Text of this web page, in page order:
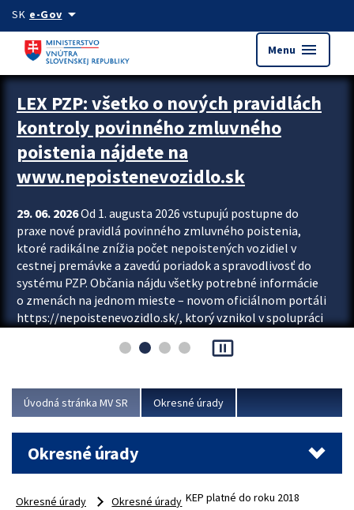
Preskocit na hlavný obsah
SK e-Govarrow_drop_down
Menu menu
Zastavit automatický posun upútavok
LEX PZP: všetko o nových pravidlách
kontroly povinného zmluvného
poistenia nájdete na
www.nepoistenevozidlo.sk
29. 06. 2026Od 1. augusta 2026 vstupujú postupne do
praxe nové pravidlá povinného zmluvného poistenia,
ktoré radikálne znížia počet nepoistených vozidiel v
cestnej premávke a zavedú poriadok a spravodlivosť do
systému PZP. Občania nájdu všetky potrebné informácie
o zmenách na jednom mieste – novom oficiálnom portáli
https://nepoistenevozidlo.sk/, ktorý vznikol v spolupráci
asociácie poisťovní (SLASPO) a Ministerstva vnútra SR.
Viac
pause_presentation
Úvodná stránka MV SR Okresné úrady
Okresné úrady
Okresné úrady
Okresné úrady KEP platné do roku 2018